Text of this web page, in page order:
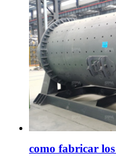
como fabricar